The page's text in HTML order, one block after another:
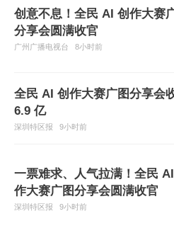
创意不息！全民 AI 创作大赛
分享会圆满收官
广州广播电视台 8小时前
全民 AI 创作大赛广图分享会
6.9 亿
深圳特区报 9小时前
一票难求、人气拉满！全民 AI
作大赛广图分享会圆满收官
深圳特区报 9小时前